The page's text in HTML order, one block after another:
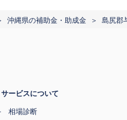
沖縄県の補助金・助成金 島尻郡
サービスについて
相場診断